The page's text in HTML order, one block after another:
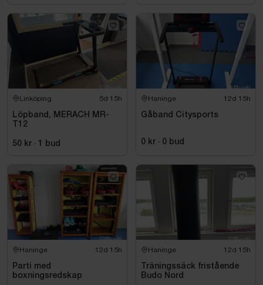
Linköping 5d 15h
Löpband, MERACH MR-
T12
50 kr · 1 bud
Haninge 12d 15h
Gåband Citysports
0 kr · 0 bud
Haninge 12d 15h
Parti med
boxningsredskap
Haninge 12d 15h
Träningssäck fristående
Budo Nord